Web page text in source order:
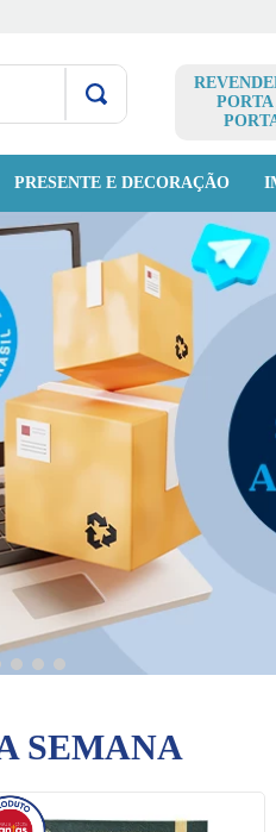
PORTA
PRESENTE E DECORAÇÃO
SEMANA